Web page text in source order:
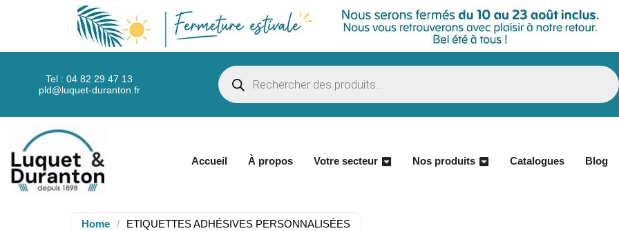
Tel : 04 82 29 47 13
pld@luquet-duranton.fr
Accueil À propos Votre secteur Nos produits Catalogues Blog
Home / ETIQUETTES ADHÉSIVES PERSONNALISÉES